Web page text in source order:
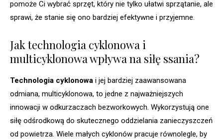
pomoże Ci wybrać sprzęt, który nie tylko ułatwi sprzątanie, ale
sprawi, że stanie się ono bardziej efektywne i przyjemne.
Jak technologia cyklonowa i
multicyklonowa wpływa na siłę ssania?
Technologia cyklonowa i jej bardziej zaawansowana
odmiana, multicyklonowa, to jedne z najważniejszych
innowacji w odkurzaczach bezworkowych. Wykorzystują one
siłę odśrodkową do skutecznego oddzielania zanieczyszczeń
od powietrza. Wiele małych cyklonów pracuje równolegle, by